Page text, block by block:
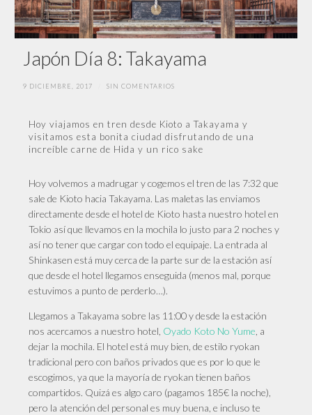
Japón Día 8: Takayama
9 DICIEMBRE, 2017 SIN COMENTARIOS
Hoy viajamos en tren desde Kioto a Takayama y
visitamos esta bonita ciudad disfrutando de una
increíble carne de Hida y un rico sake
Hoy volvemos a madrugar y cogemos el tren de las 7:32 que
sale de Kioto hacia Takayama. Las maletas las enviamos
directamente desde el hotel de Kioto hasta nuestro hotel en
Tokio así que llevamos en la mochila lo justo para 2 noches y
así no tener que cargar con todo el equipaje. La entrada al
Shinkasen está muy cerca de la parte sur de la estación así
que desde el hotel llegamos enseguida (menos mal, porque
estuvimos a punto de perderlo…).
Llegamos a Takayama sobre las 11:00 y desde la estación
nos acercamos a nuestro hotel, Oyado Koto No Yume , a
dejar la mochila. El hotel está muy bien, de estilo ryokan
tradicional pero con baños privados que es por lo que le
escogimos, ya que la mayoría de ryokan tienen baños
compartidos. Quizá es algo caro (pagamos 185€ la noche),
pero la atención del personal es muy buena, e incluso te